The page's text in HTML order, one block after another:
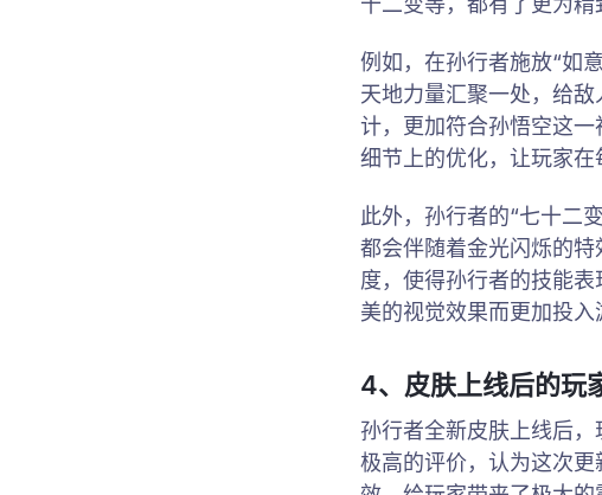
例如，在孙行者施放“如
天地力量汇聚一处，给
计，更加符合孙悟空这
细节上的优化，让玩家在
此外，孙行者的“七十二
都会伴随着金光闪烁的
度，使得孙行者的技能
美的视觉效果而更加投入
4、皮肤上线后的玩
孙行者全新皮肤上线后
极高的评价，认为这次